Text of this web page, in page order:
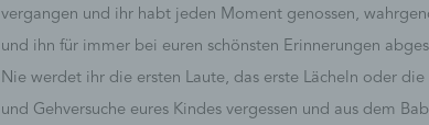
vergangen und ihr habt jeden Moment genossen,
und ihn für immer bei euren schönsten Erinnerungen
Nie werdet ihr die ersten Laute, das erste Lächeln oder die
und Gehversuche eures Kindes vergessen und aus dem